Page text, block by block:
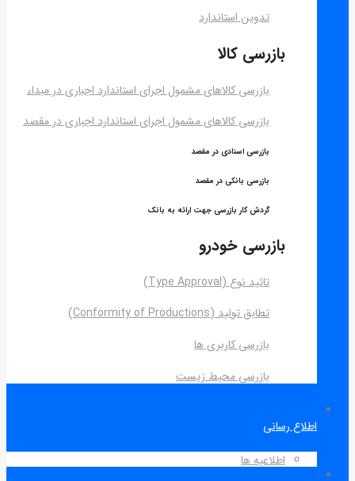
تدوین استاندارد
بازرسی کالا
بازرسی کالاهای مشمول اجرای استاندارد اجباری در مبداء
بازرسی کالاهای مشمول اجرای استاندارد اجباری در مقصد
بازرسی اسنادی در مقصد
بازرسی بانکی در مقصد
گردش کار بازرسی جهت ارائه به بانک
بازرسی خودرو
تائید نوع (Type Approval)
تطابق تولید (Conformity of Productions)
بازرسی کاربری ها
بازرسی محیط زیست
اطلاع رسانی
اطلاعیه ها